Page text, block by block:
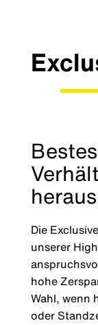
Die
unserer
hohe
Wahl, wenn
oder